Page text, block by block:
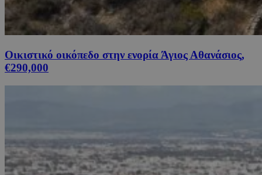
Οικιστικό οικόπεδο στην ενορία Άγιος Αθανάσιος,
€290,000